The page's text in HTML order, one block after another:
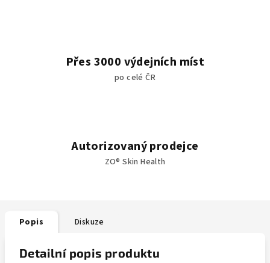
Přes 3000 výdejních míst
po celé ČR
Autorizovaný prodejce
ZO® Skin Health
Popis Diskuze
Detailní popis produktu